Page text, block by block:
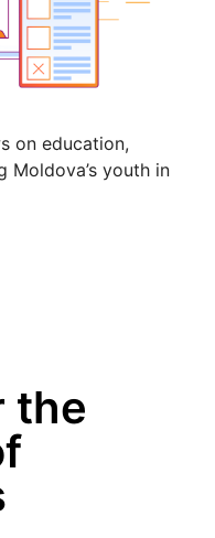
on education,
Moldova’s youth in
the